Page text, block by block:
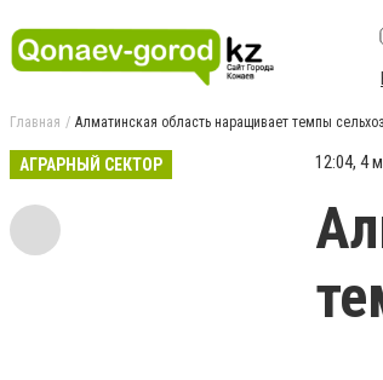
Главная Алматинская область наращивает темпы
АГРАРНЫЙ СЕКТОР 12:04, 4